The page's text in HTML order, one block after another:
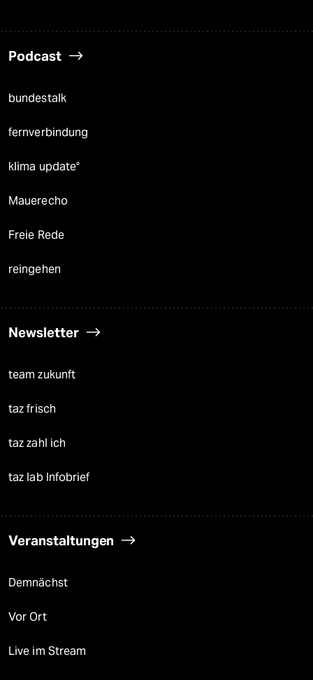
Podcast
bundestalk
fernverbindung
klima update°
Mauerecho
Freie Rede
reingehen
Newsletter
team zukunft
taz frisch
taz zahl ich
taz lab Infobrief
Veranstaltungen
Demnächst
Vor Ort
Live im Stream